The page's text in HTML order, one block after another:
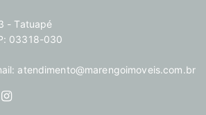
- Tatuapé
03318-030
atendimento@marengoimoveis.com.br